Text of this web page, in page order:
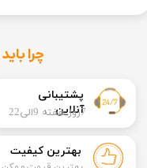
​​پشتیبانی
آنلاین7روز هفته 9الی22
چرا
بهترین کیفیت